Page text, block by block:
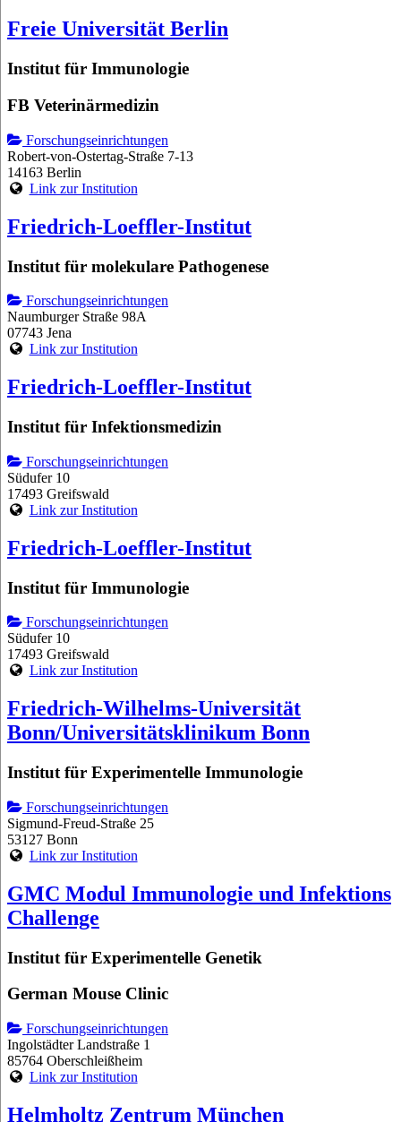
Freie Universität Berlin
Institut für Immunologie
FB Veterinärmedizin
Forschungseinrichtungen
Robert-von-Ostertag-Straße 7-13
14163 Berlin
Link zur Institution
Friedrich-Loeffler-Institut
Institut für molekulare Pathogenese
Forschungseinrichtungen
Naumburger Straße 98A
07743 Jena
Link zur Institution
Friedrich-Loeffler-Institut
Institut für Infektionsmedizin
Forschungseinrichtungen
Südufer 10
17493 Greifswald
Link zur Institution
Friedrich-Loeffler-Institut
Institut für Immunologie
Forschungseinrichtungen
Südufer 10
17493 Greifswald
Link zur Institution
Friedrich-Wilhelms-Universität
Bonn/Universitätsklinikum Bonn
Institut für Experimentelle Immunologie
Forschungseinrichtungen
Sigmund-Freud-Straße 25
53127 Bonn
Link zur Institution
GMC Modul Immunologie und Infektions
Challenge
Institut für Experimentelle Genetik
German Mouse Clinic
Forschungseinrichtungen
Ingolstädter Landstraße 1
85764 Oberschleißheim
Link zur Institution
Helmholtz Zentrum München